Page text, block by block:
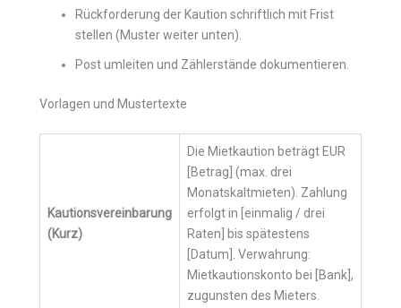
Rückforderung der Kaution schriftlich mit Frist
stellen (Muster weiter unten).
Post umleiten und Zählerstände dokumentieren.
Vorlagen und Mustertexte
Kautionsvereinbarung
(Kurz)
Die Mietkaution beträgt EUR
[Betrag] (max. drei
Monatskaltmieten). Zahlung
erfolgt in [einmalig / drei
Raten] bis spätestens
[Datum]. Verwahrung:
Mietkautionskonto bei [Bank],
zugunsten des Mieters.